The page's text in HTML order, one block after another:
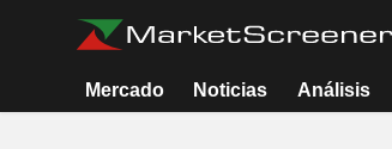
Mercado Noticias Análisis